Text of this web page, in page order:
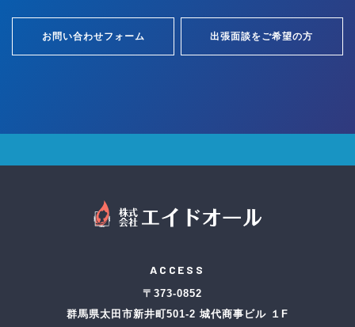
お問い合わせフォーム 出張面談をご希望の方
ACCESS
〒373-0852
群馬県太田市新井町501-2 城代商事ビル １F